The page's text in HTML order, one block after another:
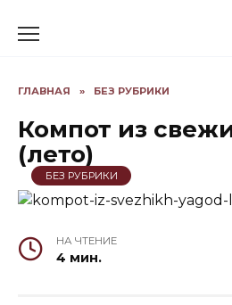
ГЛАВНАЯ » БЕЗ РУБРИКИ
Компот из
(лето)
БЕЗ РУБРИКИ
НА ЧТЕНИЕ
4 мин.